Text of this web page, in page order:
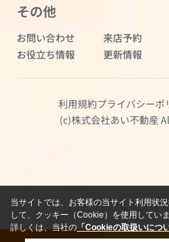
その他
お問い合わせ 来店予約
お役立ち情報
更新情報
利用規約プライバシーポ
(c)株式会社あい不動産
当サイトでは、お客様の当サイト利用状
して、クッキー（Cookie）を使用していま
詳しくは、当社の「Cookieの取扱いにつ